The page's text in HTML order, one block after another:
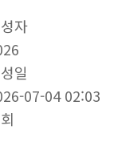
자
일
07-04 02:03